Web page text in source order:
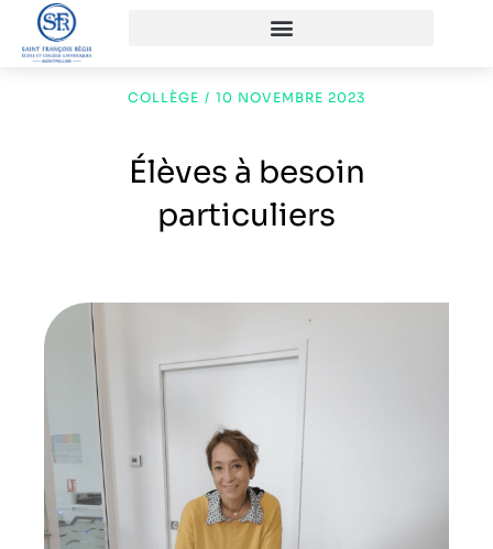
COLLÈGE / 10 NOVEMBRE 2023
Élèves à besoin
particuliers